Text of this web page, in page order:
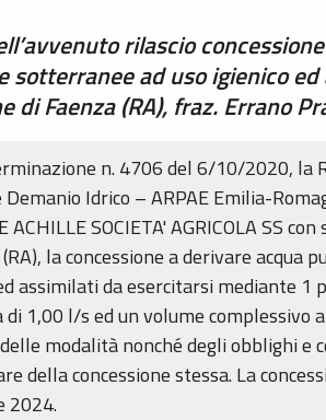
rilascio
sotterranee ad uso igienico
di Faenza (RA), fraz. Errano
n. 4706 del 6/10/2020, la
Demanio Idrico – ARPAE Emilia-
ACHILLE SOCIETA' AGRICOLA SS
la concessione a derivare acqua
assimilati da esercitarsi mediante 1
di 1,00 l/s ed un volume complessivo
modalità nonché degli obblighi e
della concessione stessa. La
2024.